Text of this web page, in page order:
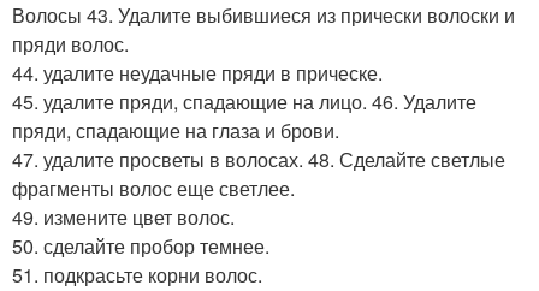
Волосы 43. Удалите выбившиеся из прически волоски и
пряди волос.
44. удалите неудачные пряди в прическе.
45. удалите пряди, спадающие на лицо. 46. Удалите
пряди, спадающие на глаза и брови.
47. удалите просветы в волосах. 48. Сделайте светлые
фрагменты волос еще светлее.
49. измените цвет волос.
50. сделайте пробор темнее.
51. подкрасьте корни волос.